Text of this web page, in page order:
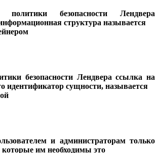
безопасности Лендвера
структура называется
безопасности Лендвера ссылка на
идентификатор сущности, называется
и администраторам только
которые им необходимы это